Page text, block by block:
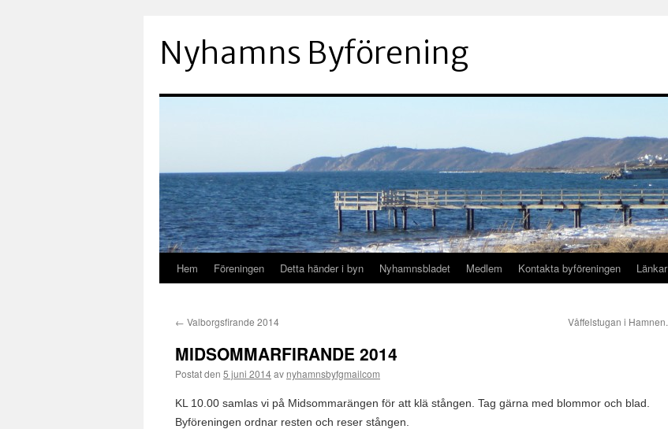
innehåll
Nyhamns Byförening
Hem Föreningen Detta händer i byn Nyhamnsbladet Medlem Kontakta byföreningen Länkar
← Valborgsfirande 2014 Våffelstugan i Hamnen.
MIDSOMMARFIRANDE 2014
Postat den 5 juni 2014av nyhamnsbyfgmailcom
KL 10.00 samlas vi på Midsommarängen för att klä stången. Tag gärna med blommor och blad.
Byföreningen ordnar resten och reser stången.